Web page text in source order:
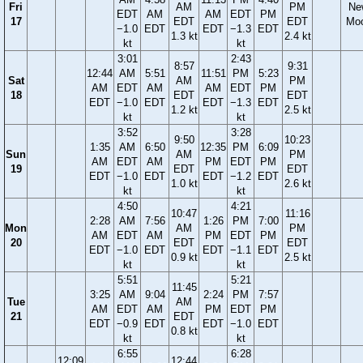
Fri
17
EDT
−1.0
kt
AM
EDT
AM
EDT
1.3 kt
AM
EDT
EDT
−1.3
kt
PM
EDT
PM
EDT
2.4 kt
Sat
18
12:44
AM
EDT
3:01
AM
EDT
−1.0
kt
5:51
AM
EDT
8:57
AM
EDT
1.2 kt
11:51
AM
EDT
2:43
PM
EDT
−1.3
kt
5:23
PM
EDT
9:31
PM
EDT
2.5 kt
Sun
19
1:35
AM
EDT
3:52
AM
EDT
−1.0
kt
6:50
AM
EDT
9:50
AM
EDT
1.0 kt
12:35
PM
EDT
3:28
PM
EDT
−1.2
kt
6:09
PM
EDT
10:23
PM
EDT
2.6 kt
Mon
20
2:28
AM
EDT
4:50
AM
EDT
−1.0
kt
7:56
AM
EDT
10:47
AM
EDT
0.9 kt
1:26
PM
EDT
4:21
PM
EDT
−1.1
kt
7:00
PM
EDT
11:16
PM
EDT
2.5 kt
Tue
21
3:25
AM
EDT
5:51
AM
EDT
−0.9
kt
9:04
AM
EDT
11:45
AM
EDT
0.8 kt
2:24
PM
EDT
5:21
PM
EDT
−1.0
kt
7:57
PM
EDT
6:55
6:28